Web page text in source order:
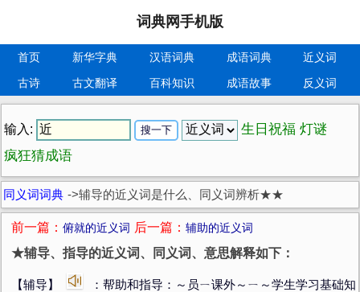
词典网手机版
首页 新华字典 汉语词典 成语词典
近义词
古诗
古文翻译 百科知识 成语故事 反义词
输入: 生日祝福 灯谜
疯狂猜成语
同义词词典 ->辅导的近义词是什么、同义词辨析★★
前一篇： 俯就的近义词 后一篇： 辅助的近义词
★辅导、指导的近义词、同义词、意思解释如下：
【辅导】
：帮助和指导：～员ㄧ课外～ㄧ～学生学习基础知